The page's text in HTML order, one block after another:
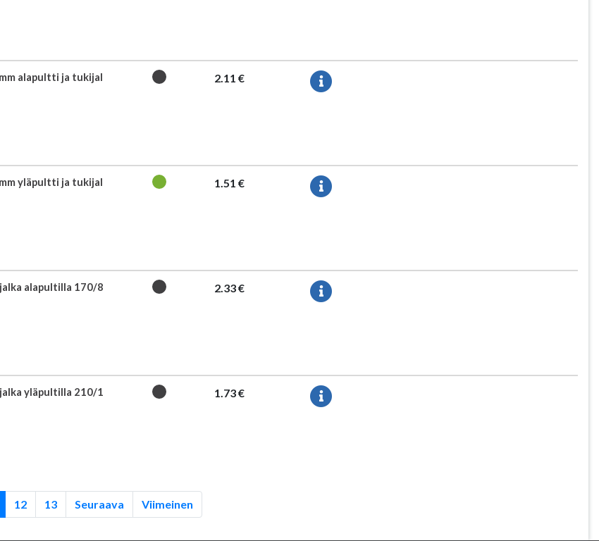
alapultti ja tukijal
2.11 €
yläpultti ja tukijal
1.51 €
alapultilla 170/8
2.33 €
yläpultilla 210/1
1.73 €
12 13 Seuraava Viimeinen